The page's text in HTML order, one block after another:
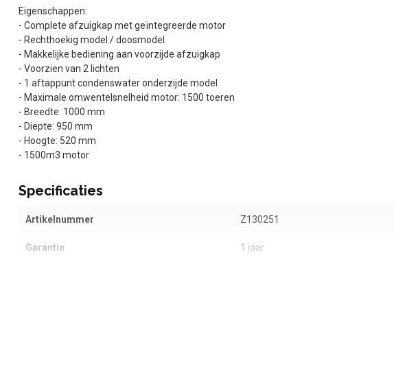
Eigenschappen:
- Complete afzuigkap met geïntegreerde motor
- Rechthoekig model / doosmodel
- Makkelijke bediening aan voorzijde afzuigkap
- Voorzien van 2 lichten
- 1 aftappunt condenswater onderzijde model
- Maximale omwentelsnelheid motor: 1500 toeren
- Breedte: 1000 mm
- Diepte: 950 mm
- Hoogte: 520 mm
- 1500m3 motor
Specificaties
Artikelnummer Z130251
Garantie 1 jaar